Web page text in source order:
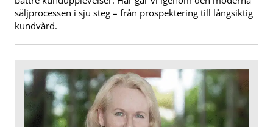
säljprocessen i sju steg – från prospektering till långsiktig
kundvård.